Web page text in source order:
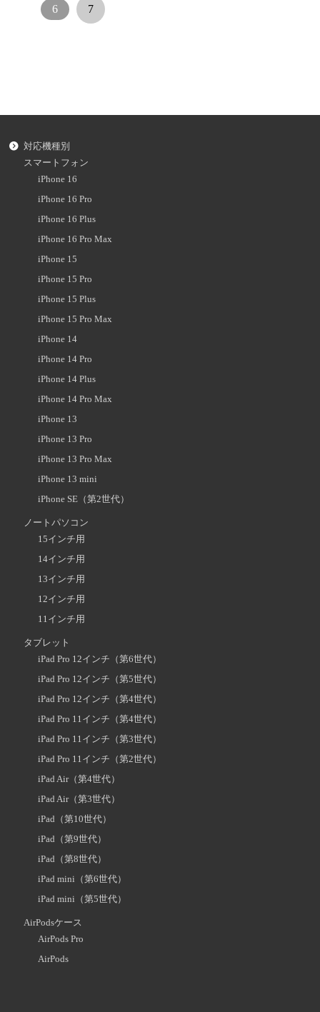
6 7
対応機種別
スマートフォン
iPhone 16
iPhone 16 Pro
iPhone 16 Plus
iPhone 16 Pro Max
iPhone 15
iPhone 15 Pro
iPhone 15 Plus
iPhone 15 Pro Max
iPhone 14
iPhone 14 Pro
iPhone 14 Plus
iPhone 14 Pro Max
iPhone 13
iPhone 13 Pro
iPhone 13 Pro Max
iPhone 13 mini
iPhone SE（第2世代）
ノートパソコン
15インチ用
14インチ用
13インチ用
12インチ用
11インチ用
タブレット
iPad Pro 12インチ（第6世代）
iPad Pro 12インチ（第5世代）
iPad Pro 12インチ（第4世代）
iPad Pro 11インチ（第4世代）
iPad Pro 11インチ（第3世代）
iPad Pro 11インチ（第2世代）
iPad Air（第4世代）
iPad Air（第3世代）
iPad（第10世代）
iPad（第9世代）
iPad（第8世代）
iPad mini（第6世代）
iPad mini（第5世代）
AirPodsケース
AirPods Pro
AirPods